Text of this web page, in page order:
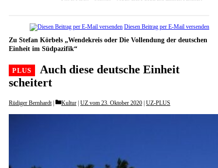
Diesen Beitrag per E-Mail versenden
Zu Stefan Körbels „Wendekreis oder Die Vollendung der deutschen
Einheit im Südpazifik“
Auch diese deutsche Einheit
scheitert
Rüdiger Bernhardt Categories
Kultur UZ vom 23. Oktober 2020 UZ-PLUS